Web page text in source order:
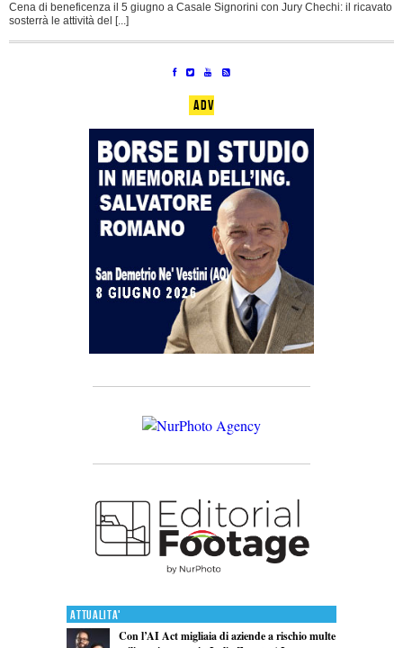
Cena di beneficenza il 5 giugno a Casale Signorini con Jury Chechi: il ricavato
sosterrà le attività del [...]
ADV
Attualita'
Con l’AI Act migliaia di aziende a rischio multe